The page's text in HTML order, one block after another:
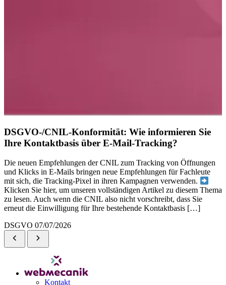
DSGVO-/CNIL-Konformität: Wie informieren Sie
Ihre Kontaktbasis über E-Mail-Tracking?
Die neuen Empfehlungen der CNIL zum Tracking von Öffnungen
und Klicks in E-Mails bringen neue Empfehlungen für Fachleute
mit sich, die Tracking-Pixel in ihren Kampagnen verwenden.
Klicken Sie hier, um unseren vollständigen Artikel zu diesem Thema
zu lesen. Auch wenn die CNIL also nicht vorschreibt, dass Sie
erneut die Einwilligung für Ihre bestehende Kontaktbasis […]
DSGVO 07/07/2026
Kontakt